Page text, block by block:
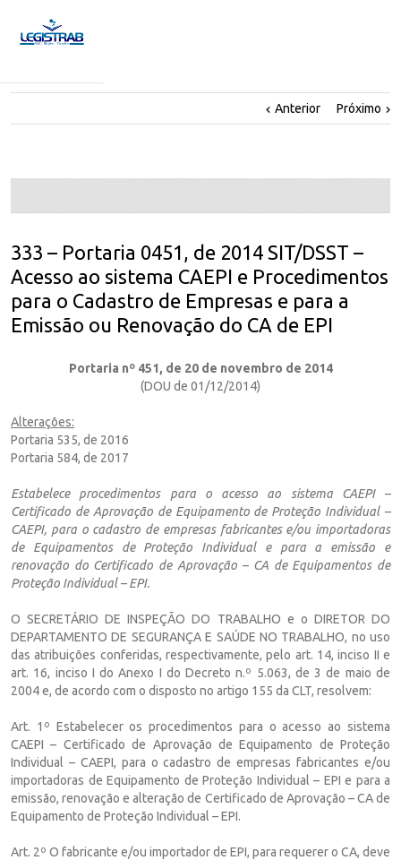
Anterior Próximo
333 – Portaria 0451, de 2014 SIT/DSST –
Acesso ao sistema CAEPI e Procedimentos
para o Cadastro de Empresas e para a
Emissão ou Renovação do CA de EPI
Portaria nº 451, de 20 de novembro de 2014
(DOU de 01/12/2014)
Alterações:
Portaria 535, de 2016
Portaria 584, de 2017
Estabelece procedimentos para o acesso ao sistema CAEPI –
Certificado de Aprovação de Equipamento de Proteção Individual –
CAEPI, para o cadastro de empresas fabricantes e/ou importadoras
de Equipamentos de Proteção Individual e para a emissão e
renovação do Certificado de Aprovação – CA de Equipamentos de
Proteção Individual – EPI.
O SECRETÁRIO DE INSPEÇÃO DO TRABALHO e o DIRETOR DO
DEPARTAMENTO DE SEGURANÇA E SAÚDE NO TRABALHO, no uso
das atribuições conferidas, respectivamente, pelo art. 14, inciso II e
art. 16, inciso I do Anexo I do Decreto n.º 5.063, de 3 de maio de
2004 e, de acordo com o disposto no artigo 155 da CLT, resolvem:
Art. 1º Estabelecer os procedimentos para o acesso ao sistema
CAEPI – Certificado de Aprovação de Equipamento de Proteção
Individual – CAEPI, para o cadastro de empresas fabricantes e/ou
importadoras de Equipamento de Proteção Individual – EPI e para a
emissão, renovação e alteração de Certificado de Aprovação – CA de
Equipamento de Proteção Individual – EPI.
Art. 2º O fabricante e/ou importador de EPI, para requerer o CA, deve